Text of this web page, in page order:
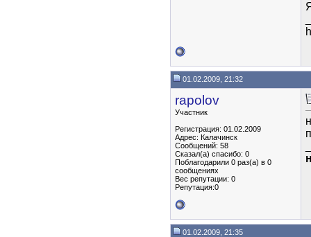
01.02.2009, 21:32
rapolov
Участник
Регистрация: 01.02.2009
Адрес: Калачинск
Сообщений: 58
Сказал(а) спасибо: 0
Поблагодарили 0 раз(а) в 0
сообщениях
Вес репутации: 0
Репутация:0
01.02.2009, 21:35